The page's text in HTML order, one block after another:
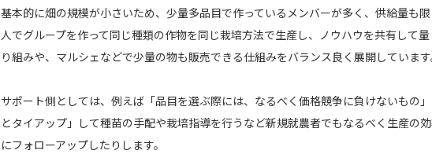
基本的に畑の規模が小さいため、少量多品目で作っているメンバーが多く、供給量も
人でグループを作って同じ種類の作物を同じ栽培方法で生産し、ノウハウを共有して
り組みや、マルシェなどで少量の物も販売できる仕組みをバランス良く展開しています
サポート側としては、例えば「品目を選ぶ際には、なるべく価格競争に負けないもの
とタイアップ」して種苗の手配や栽培指導を行うなど新規就農者でもなるべく生産の
にフォローアップしたりします。